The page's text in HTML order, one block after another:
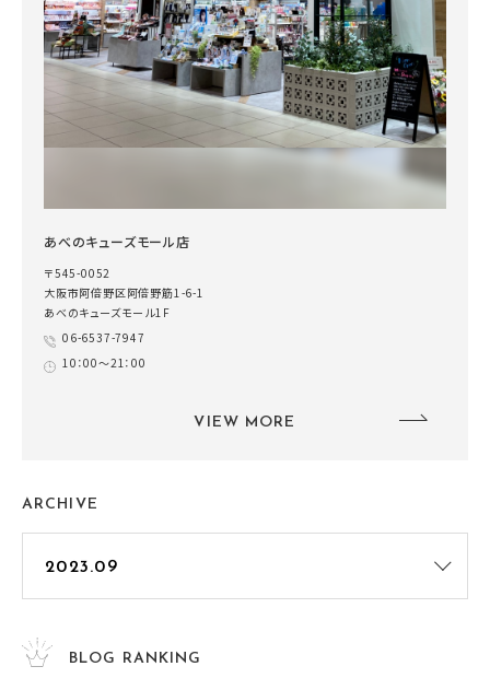
あべのキューズモール店
〒545-0052
大阪市阿倍野区阿倍野筋1-6-1
あべのキューズモール1F
06-6537-7947
10：00～21：00
VIEW MORE
ARCHIVE
BLOG RANKING